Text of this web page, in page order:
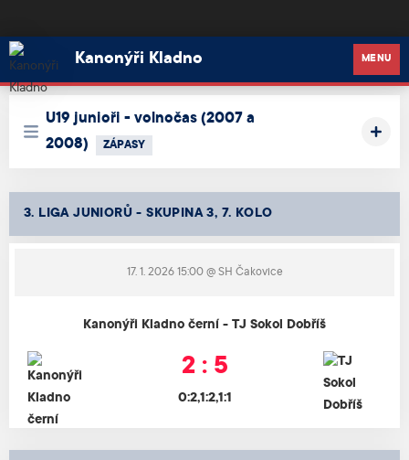
Kanonýři Kladno
Kanonýři Kladno MENU
U19 junioři - volnočas (2007 a
2008)
ZÁPASY
3. LIGA JUNIORŮ - SKUPINA 3, 7. KOLO
17. 1. 2026 15:00@ SH Čakovice
Kanonýři Kladno černí - TJ Sokol Dobříš
2 : 5
0:2,1:2,1:1